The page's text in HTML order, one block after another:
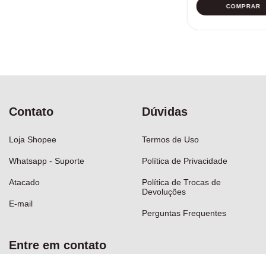
Contato
Loja Shopee
Whatsapp - Suporte
Atacado
E-mail
Dúvidas
Termos de Uso
Política de Privacidade
Política de Trocas de
Devoluções
Perguntas Frequentes
Entre em contato